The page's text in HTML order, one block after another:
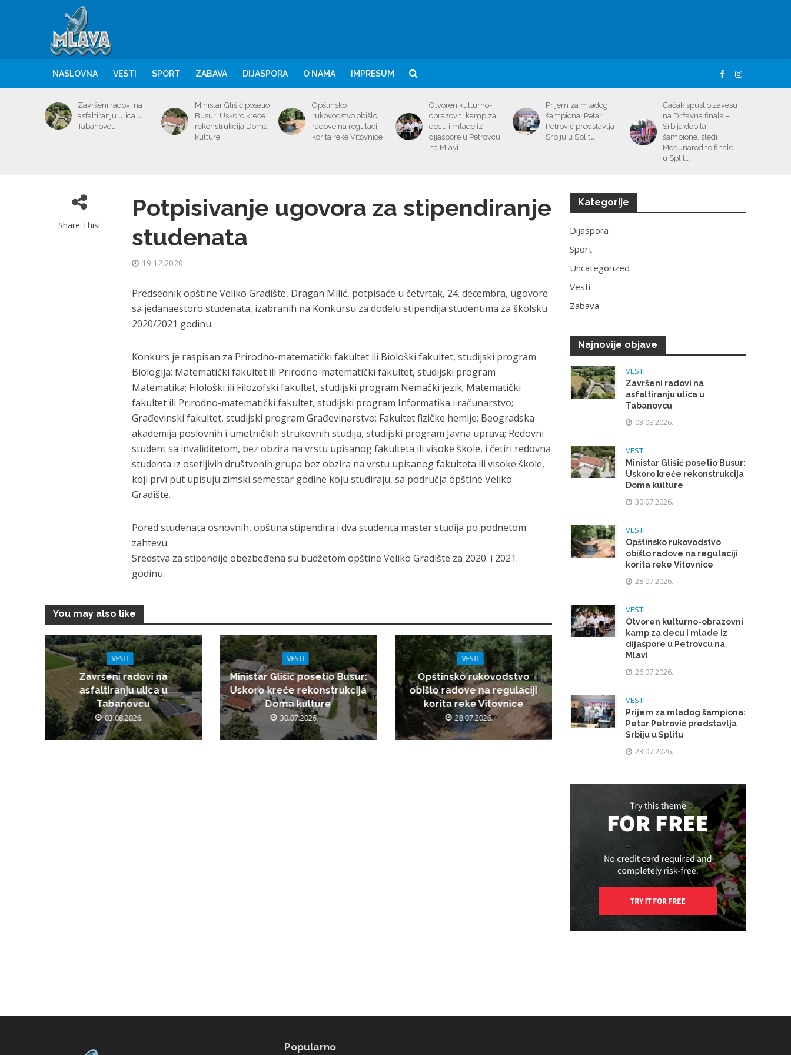
NASLOVNA VESTI SPORT ZABAVA DIJASPORA O NAMA IMPRESUM
Završeni radovi na
asfaltiranju ulica u
Tabanovcu
Ministar Glišić posetio
Busur: Uskoro kreće
rekonstrukcija Doma
kulture
Opštinsko
rukovodstvo obišlo
radove na regulaciji
korita reke Vitovnice
Otvoren kulturno-
obrazovni kamp za
decu i mlade iz
dijaspore u Petrovcu
na Mlavi
Prijem za mladog
šampiona: Petar
Petrović predstavlja
Srbiju u Splitu
Čačak spustio zavesu
na Državna finala –
Srbija dobila
šampione, sledi
Međunarodno finale
u Splitu
Share This!
Potpisivanje ugovora za stipendiranje
studenata
19.12.2020.
Predsednik opštine Veliko Gradište, Dragan Milić, potpisaće u četvrtak, 24. decembra, ugovore
sa jedanaestoro studenata, izabranih na Konkursu za dodelu stipendija studentima za školsku
2020/2021 godinu.
Konkurs je raspisan za Prirodno-matematički fakultet ili Biološki fakultet, studijski program
Biologija; Matematički fakultet ili Prirodno-matematički fakultet, studijski program
Matematika; Filološki ili Filozofski fakultet, studijski program Nemački jezik; Matematički
fakultet ili Prirodno-matematički fakultet, studijski program Informatika i računarstvo;
Građevinski fakultet, studijski program Građevinarstvo; Fakultet fizičke hemije; Beogradska
akademija poslovnih i umetničkih strukovnih studija, studijski program Javna uprava; Redovni
student sa invaliditetom, bez obzira na vrstu upisanog fakulteta ili visoke škole, i četiri redovna
studenta iz osetljivih društvenih grupa bez obzira na vrstu upisanog fakulteta ili visoke škole,
koji prvi put upisuju zimski semestar godine koju studiraju, sa područja opštine Veliko
Gradište.
Pored studenata osnovnih, opština stipendira i dva studenta master studija po podnetom
zahtevu.
Sredstva za stipendije obezbeđena su budžetom opštine Veliko Gradište za 2020. i 2021.
godinu.
You may also like
VESTI
Završeni radovi na
asfaltiranju ulica u
Tabanovcu
03.08.2026.
VESTI
Ministar Glišić posetio Busur:
Uskoro kreće rekonstrukcija
Doma kulture
30.07.2026.
VESTI
Opštinsko rukovodstvo
obišlo radove na regulaciji
korita reke Vitovnice
28.07.2026.
Kategorije
Dijaspora
Sport
Uncategorized
Vesti
Zabava
Najnovije objave
VESTI
Završeni radovi na
asfaltiranju ulica u
Tabanovcu
03.08.2026.
VESTI
Ministar Glišić posetio Busur:
Uskoro kreće rekonstrukcija
Doma kulture
30.07.2026.
VESTI
Opštinsko rukovodstvo
obišlo radove na regulaciji
korita reke Vitovnice
28.07.2026.
VESTI
Otvoren kulturno-obrazovni
kamp za decu i mlade iz
dijaspore u Petrovcu na
Mlavi
26.07.2026.
VESTI
Prijem za mladog šampiona:
Petar Petrović predstavlja
Srbiju u Splitu
23.07.2026.
Popularno